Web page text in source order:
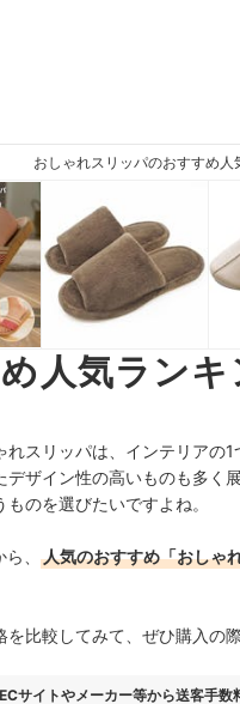
おしゃれスリッパのおすすめ人
人気ランキ
スリッパは、インテリアの1
ザイン性の高いものも多く
のを選びたいですよね。
、
人気のおすすめ「おしゃ
を比較してみて、ぜひ購入の
ECサイトやメーカー等から送客手数